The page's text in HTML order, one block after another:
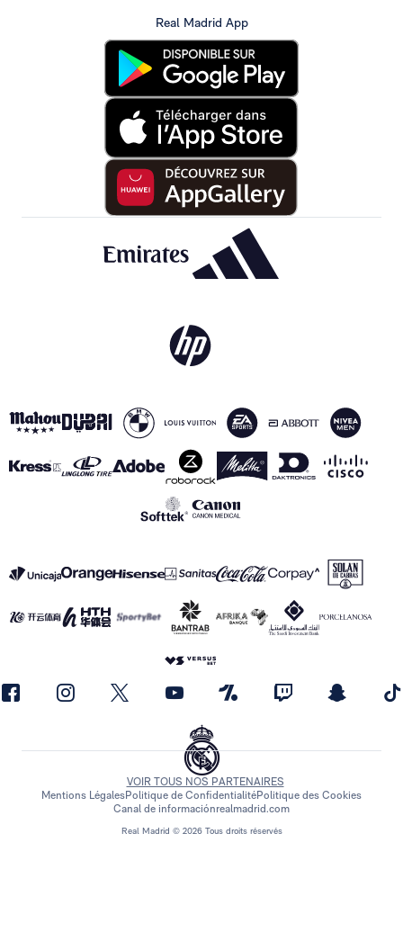
Real Madrid App
Real Madrid © 2026 Tous droits réservés
VOIR TOUS NOS PARTENAIRES
Mentions LégalesPolitique de ConfidentialitéPolitique des Cookies
Canal de informaciónrealmadrid.com